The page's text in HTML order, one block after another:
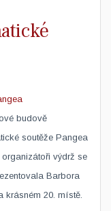
budově
soutěže Pangea
výdrž se
Barbora
krásném 20. místě.